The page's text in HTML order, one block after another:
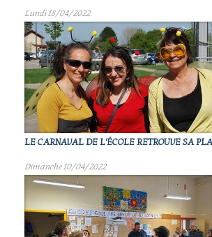
Lundi 18/04/2022
LE CARNAVAL DE L'ÉCOLE RETROUVE SA
Dimanche 10/04/2022